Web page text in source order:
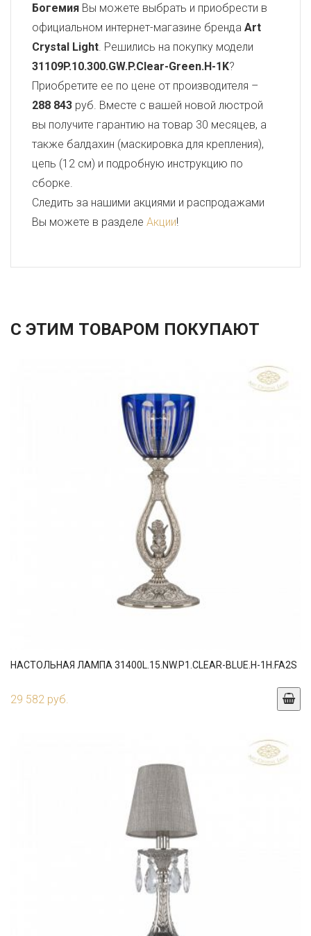
Богемия Вы можете выбрать и приобрести в
официальном интернет-магазине бренда Art
Crystal Light. Решились на покупку модели
31109P.10.300.GW.P.Clear-Green.H-1K?
Приобретите ее по цене от производителя –
288 843 руб. Вместе с вашей новой люстрой
вы получите гарантию на товар 30 месяцев, а
также балдахин (маскировка для крепления),
цепь (12 см) и подробную инструкцию по
сборке.
Следить за нашими акциями и распродажами
Вы можете в разделе Акции!
С ЭТИМ ТОВАРОМ ПОКУПАЮТ
НАСТОЛЬНАЯ ЛАМПА 31400L.15.NW.P1.CLEAR-BLUE.H-1H.FA2S
29 582 руб.